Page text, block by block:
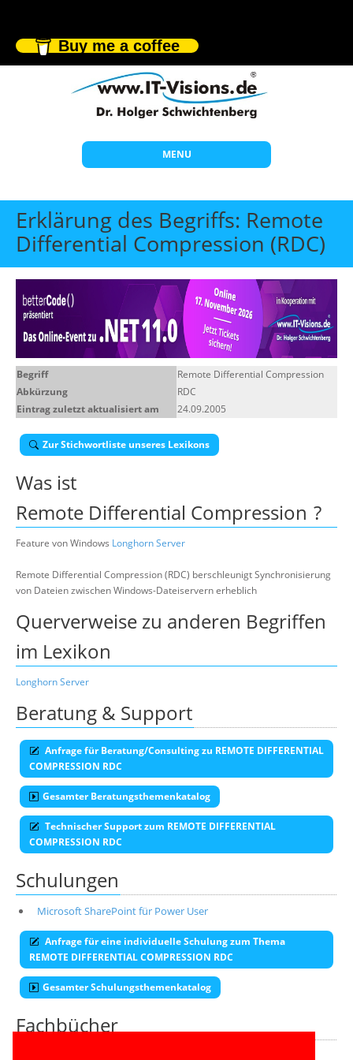
Buy me a coffee
MENU
Start
Themen
Individuelle Schulungen
Offene Seminare
Wissen
Erklärung des Begriffs: Remote
Differential Compression (RDC)
Begriff
Remote Differential Compression
Abkürzung
RDC
Eintrag zuletzt aktualisiert am
24.09.2005
Zur Stichwortliste unseres Lexikons
Was ist
Remote Differential Compression ?
Feature von Windows Longhorn Server
Remote Differential Compression (RDC) berschleunigt Synchronisierung
von Dateien zwischen Windows-Dateiservern erheblich
Querverweise zu anderen Begriffen
im Lexikon
Longhorn Server
Beratung & Support
Anfrage für Beratung/Consulting zu REMOTE DIFFERENTIAL
COMPRESSION RDC
Gesamter Beratungsthemenkatalog
Technischer Support zum REMOTE DIFFERENTIAL
COMPRESSION RDC
Schulungen
Microsoft SharePoint für Power User
Anfrage für eine individuelle Schulung zum Thema
REMOTE DIFFERENTIAL COMPRESSION RDC
Gesamter Schulungsthemenkatalog
Fachbücher